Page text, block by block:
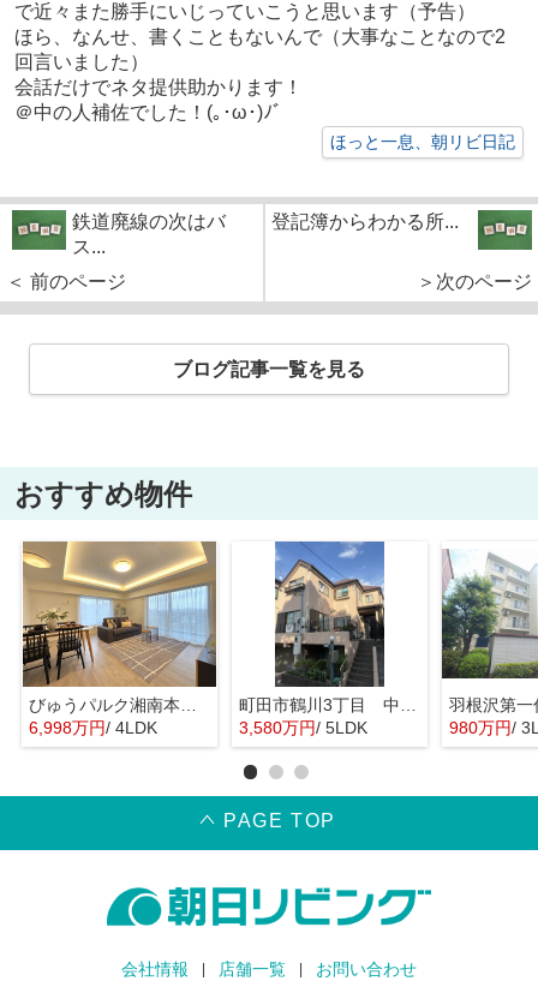
で近々また勝手にいじっていこうと思います（予告）
ほら、なんせ、書くこともないんで（大事なことなので2
回言いました）
会話だけでネタ提供助かります！
＠中の人補佐でした！(｡･ω･)ﾉﾞ
ほっと一息、朝リビ日記
鉄道廃線の次はバ
ス...
＜ 前のページ
登記簿からわかる所...
＞次のページ
ブログ記事一覧を見る
おすすめ物件
6,998万円/ 4LDK
3,580万円/ 5LDK
羽根沢第一
980万円/
PAGE TOP
会社情報 店舗一覧 お問い合わせ